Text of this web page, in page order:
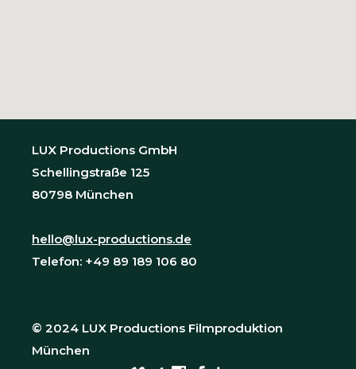
LUX Productions GmbH
Schellingstraße 125
80798 München
hello@lux-productions.de
Telefon: +49 89 189 106 80
© 2024 LUX Productions Filmproduktion
München